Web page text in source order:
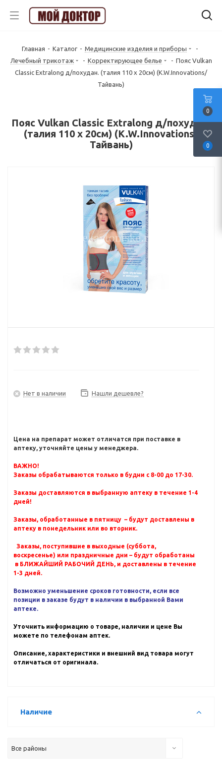
Главная - Каталог - Медицинские изделия и приборы
-
Лечебный трикотаж
- Корректирующее белье - Пояс Vulkan
Classic Extralong д/похудан. (талия 110 х 20см) (K.W.Innovations/
Тайвань)
Пояс Vulkan Classic Extralong д/похудан.
(талия 110 х 20см) (K.W.Innovations/
Тайвань)
Нет в наличии Нашли дешевле?
Цена на препарат может отличатся при поставке в
аптеку, уточняйте цены у менеджера.
ВАЖНО!
Заказы обрабатываются только в будни с 8-00 до 17-30.
Заказы доставляются в выбранную аптеку в течение 1-4
дней!
Заказы, обработанные в пятницу – будут доставлены в
аптеку в понедельник или во вторник.
Заказы, поступившие в выходные (суббота,
воскресенье) или праздничные дни – будут обработаны
в БЛИЖАЙШИЙ РАБОЧИЙ ДЕНЬ, и доставлены в течение
1-3 дней.
Возможно уменьшение сроков готовности, если все
позиции в заказе будут в наличии в выбранной Вами
аптеке.
Уточнить информацию о товаре, наличии и цене Вы
можете по телефонам аптек.
Описание, характеристики и внешний вид товара могут
отличаться от оригинала.
Наличие
Все районы
0
0